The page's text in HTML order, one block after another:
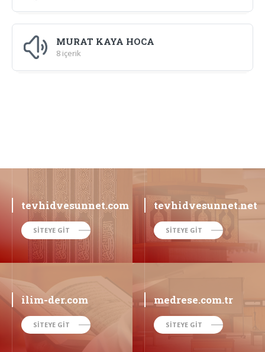
MURAT KAYA HOCA
8 içerik
tevhidvesunnet.com
SİTEYE GİT
tevhidvesunnet.net
SİTEYE GİT
ilim-der.com
SİTEYE GİT
medrese.com.tr
SİTEYE GİT